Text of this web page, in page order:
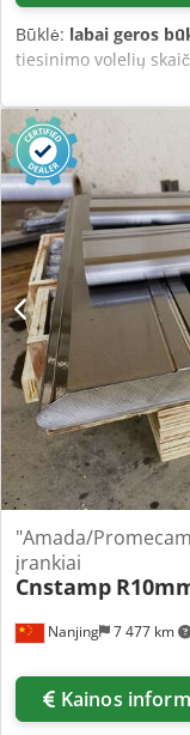
Būklė: labai geros
tiesinimo volelių
Tiesinančių volelių
Minimalus storis: 0,5
Chodpoxyhhaofx
indikacija Tikslus
mm Lakštinio metalo
Lakštinio metalo
Viršutinių ritinėlių Ø:
skaičius: 23
ritinėlio reguliavimas:
Plotis: 4000 mm
Šio puslapio
ir galimybes, taip
Informacija
negarantuojamas.
sąlygos.
Nanjing 7 477 km
"Amada/
įrankiai
Cnstamp
Kainos